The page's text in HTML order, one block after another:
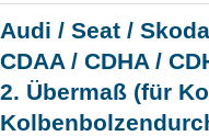
Audi / Seat /
CDAA / CDHA /
2. Übermaß (für